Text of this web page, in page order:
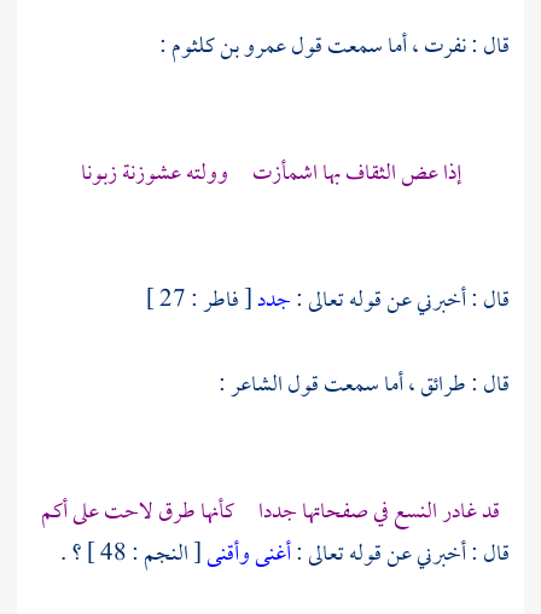
قال : نفرت ، أما سمعت قولعمرو بن كلثوم:
إذا عض الثقاف بها اشمأزت وولته عشوزنة زبونا
قال : أخبرني عن قوله تعالى :جدد[ فاطر : 27 ]
قال : طرائق ، أما سمعت قول الشاعر :
قد غادر النسع في صفحاتها جددا كأنها طرق لاحت على أكم
قال : أخبرني عن قوله تعالى :أغنى وأقنى[ النجم : 48 ] ؟ .